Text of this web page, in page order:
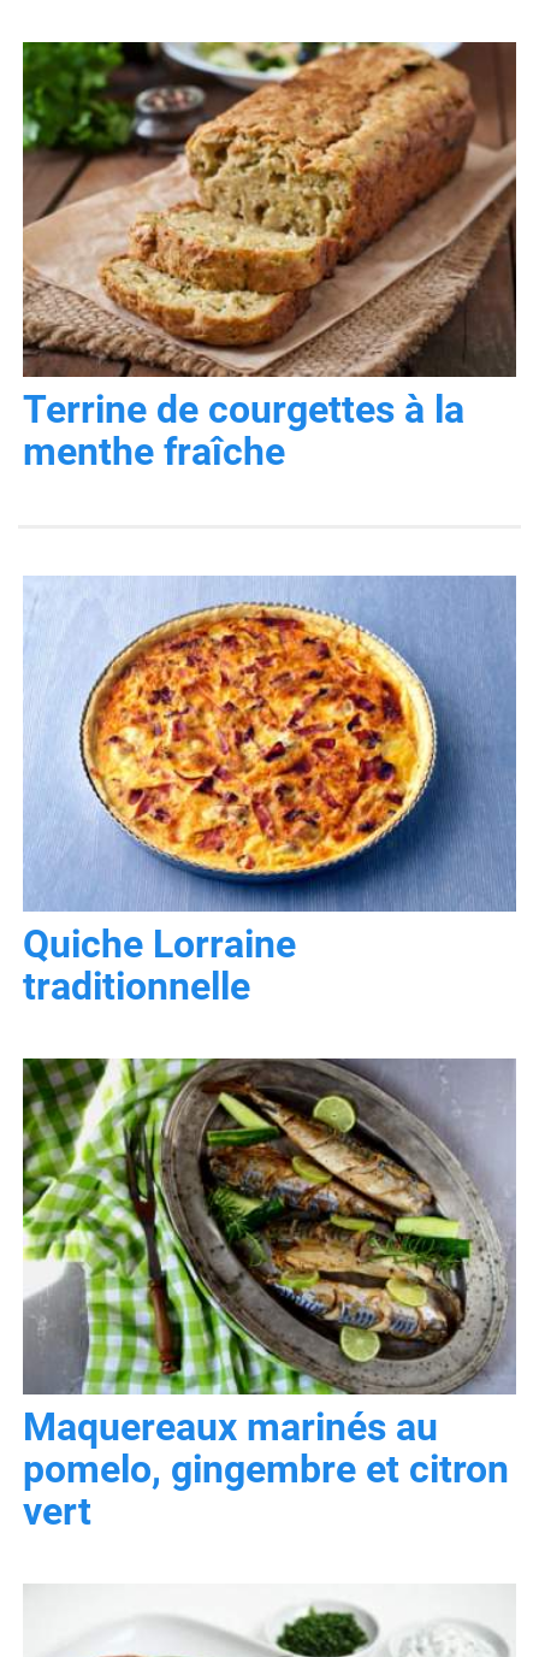
Terrine de courgettes à la
menthe fraîche
Quiche Lorraine
traditionnelle
Maquereaux marinés au
pomelo, gingembre et citron
vert